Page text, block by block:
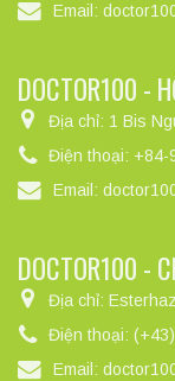
Email:
DOCTOR100 -
Địa chỉ: 1 Bis
Điện thoại: +84-
Email:
DOCTOR100 -
Địa chỉ:
Điện thoại:
Email: